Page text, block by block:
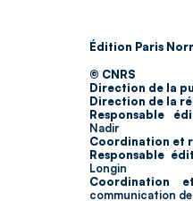
Édition Paris
© CNRS
Direction de la
Direction de la
Responsable
Nadir
Coordination et
Responsable
Longin
Coordination
communication de